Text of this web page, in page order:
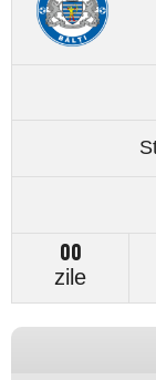
00
zile